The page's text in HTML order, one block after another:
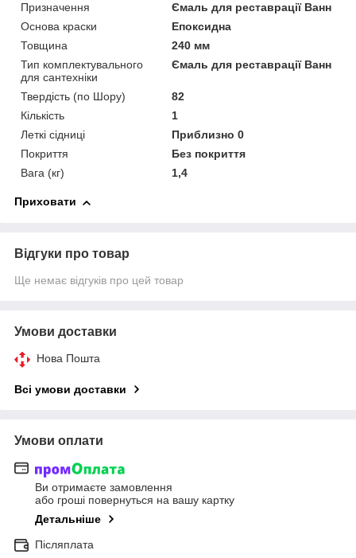
Призначення
Ємаль для реставрації Ванн
Основа краски
Епоксидна
Товщина
240 мм
Тип комплектувального
для сантехніки
Ємаль для реставрації Ванн
Твердість (по Шору)
82
Кількість
1
Леткі сідниці
Приблизно 0
Покриття
Без покриття
Вага (кг)
1,4
Приховати
Відгуки про товар
Ще немає відгуків про цей товар
Умови доставки
Нова Пошта
Всі умови доставки
Умови оплати
Ви отримаєте замовлення
або гроші повернуться на вашу картку
Детальніше
Післяплата